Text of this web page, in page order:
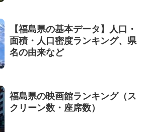
【福島県の基本データ】人口・
面積・人口密度ランキング、県
名の由来など
福島県の映画館ランキング（ス
クリーン数・座席数）